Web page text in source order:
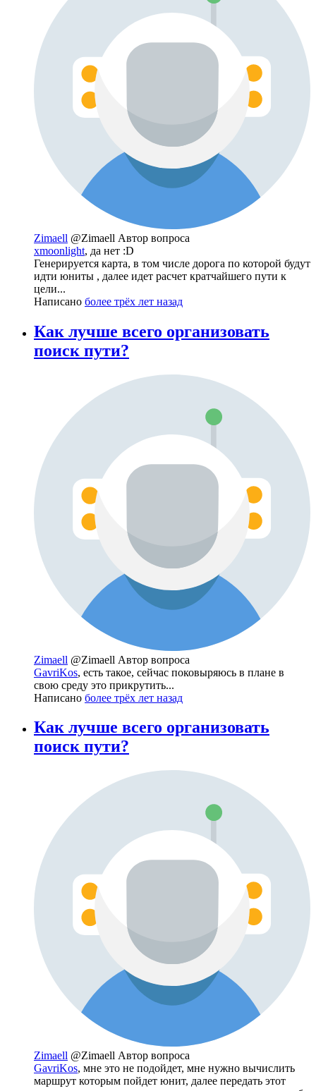
Zimaell @Zimaell Автор вопроса
xmoonlight, да нет :D
Генерируется карта, в том числе дорога по которой будут
идти юниты , далее идет расчет кратчайшего пути к
цели...
Написано более трёх лет назад
Как лучше всего организовать
поиск пути?
Zimaell @Zimaell Автор вопроса
GavriKos, есть такое, сейчас поковыряюсь в плане в
свою среду это прикрутить...
Написано более трёх лет назад
Как лучше всего организовать
поиск пути?
Zimaell @Zimaell Автор вопроса
GavriKos, мне это не подойдет, мне нужно вычислить
маршрут которым пойдет юнит, далее передать этот